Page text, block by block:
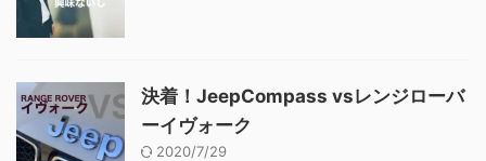
決着！JeepCompass vsレンジローバ
ーイヴォーク
2020/7/29